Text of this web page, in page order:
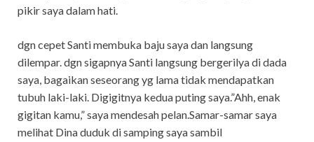
pikir saya dalam hati.
dgn cepet Santi membuka baju saya dan langsung
dilempar. dgn sigapnya Santi langsung bergerilya di dada
saya, bagaikan seseorang yg lama tidak mendapatkan
tubuh laki-laki. Digigitnya kedua puting saya.”Ahh, enak
gigitan kamu,” saya mendesah pelan.Samar-samar saya
melihat Dina duduk di samping saya sambil